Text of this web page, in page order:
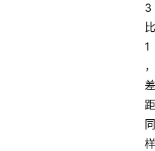
3
比
1
，
差
距
同
样